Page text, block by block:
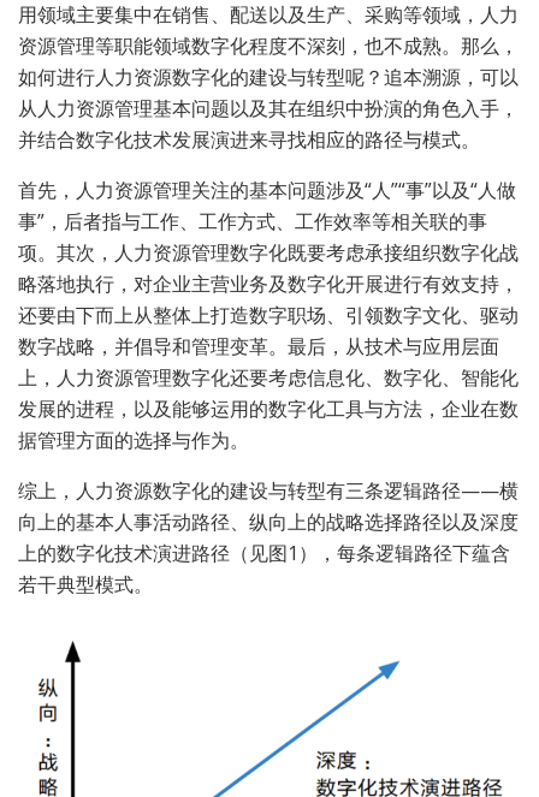
用领域主要集中在销售、配送以及生产、采购等领域，人力
资源管理等职能领域数字化程度不深刻，也不成熟。那么，
如何进行人力资源数字化的建设与转型呢？追本溯源，可以
从人力资源管理基本问题以及其在组织中扮演的角色入手，
并结合数字化技术发展演进来寻找相应的路径与模式。
首先，人力资源管理关注的基本问题涉及“人”“事”以及“人做
事”，后者指与工作、工作方式、工作效率等相关联的事
项。其次，人力资源管理数字化既要考虑承接组织数字化战
略落地执行，对企业主营业务及数字化开展进行有效支持，
还要由下而上从整体上打造数字职场、引领数字文化、驱动
数字战略，并倡导和管理变革。最后，从技术与应用层面
上，人力资源管理数字化还要考虑信息化、数字化、智能化
发展的进程，以及能够运用的数字化工具与方法，企业在数
据管理方面的选择与作为。
综上，人力资源数字化的建设与转型有三条逻辑路径——横
向上的基本人事活动路径、纵向上的战略选择路径以及深度
上的数字化技术演进路径（见图1），每条逻辑路径下蕴含
若干典型模式。